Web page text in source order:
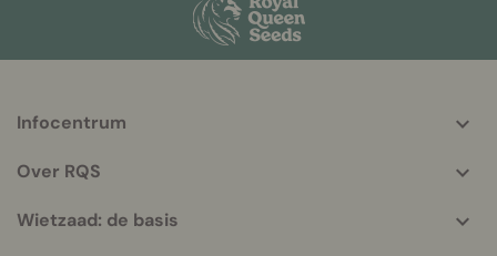
info
Infocentrum
Over RQS
Wietzaad: de basis